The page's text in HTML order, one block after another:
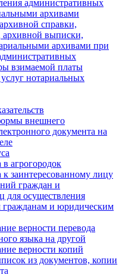
административных
архивами
справки,
архивной выписки,
архивами при
взимаемой платы
нотариальных
внешнего
документа на
агрогородок
заинтересованному лицу
граждан и
для осуществления
гражданам и юридическим
верности перевода
языка на другой
верности копий
из документов, копии